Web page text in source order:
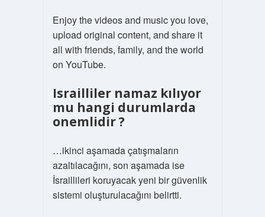
Enjoy the videos and music you love,
upload original content, and share it
all with friends, family, and the world
on YouTube.
Israilliler namaz kılıyor
mu hangi durumlarda
onemlidir ?
…ikinci aşamada çatışmaların
azaltılacağını, son aşamada ise
İsraillileri koruyacak yeni bir güvenlik
sistemi oluşturulacağını belirtti.